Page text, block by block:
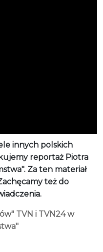
innych polskich
reportaż Piotra
Za ten materiał
też do
TVN i TVN24 w